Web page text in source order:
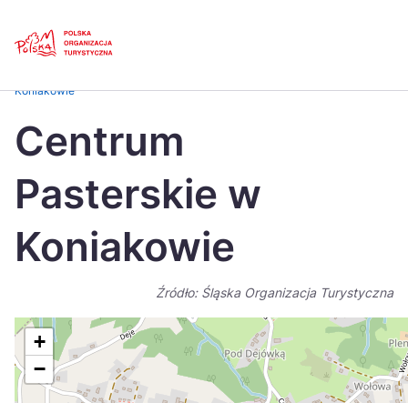
Česká
Dansk
Italiano
日本
Português
Suomi
Koniakowie
Centrum
Pasterskie w
Koniakowie
Źródło: Śląska Organizacja Turystyczna
+
−